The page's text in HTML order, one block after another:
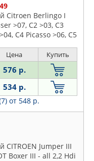
Citroen Berlingo I
>07, C2 >03, C3
C4 Picasso >06, C5
Scudo >07, Ford C-
Galaxy II >06,
Цена Купить
576 р.
534 р.
от 548 р.
Jumper III
Boxer III - all 2,2 Hdi